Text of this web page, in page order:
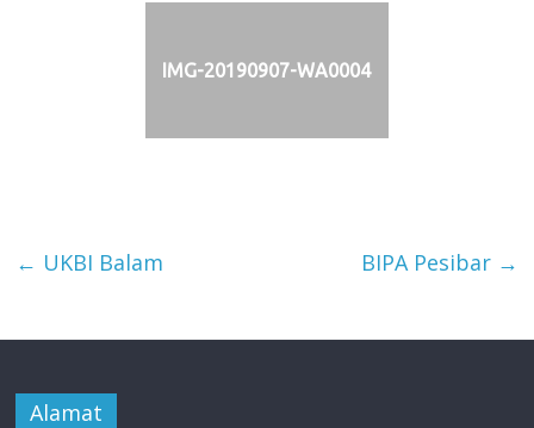
IMG-20190907-WA0004
← UKBI Balam BIPA Pesibar →
Alamat